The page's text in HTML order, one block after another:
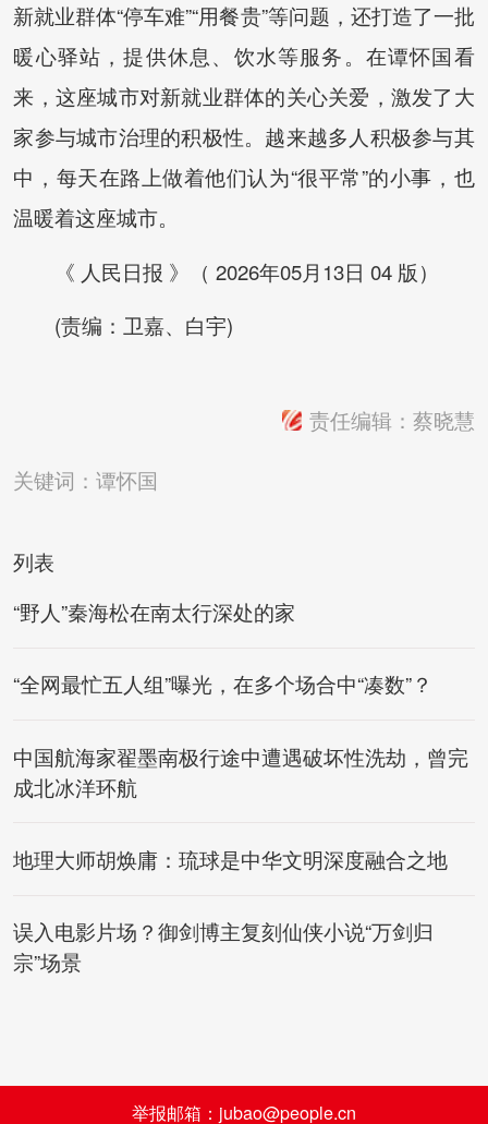
新就业群体“停车难”“用餐贵”等问题，还打造了一批
暖心驿站，提供休息、饮水等服务。在谭怀国看
来，这座城市对新就业群体的关心关爱，激发了大
家参与城市治理的积极性。越来越多人积极参与其
中，每天在路上做着他们认为“很平常”的小事，也
温暖着这座城市。
《 人民日报 》（ 2026年05月13日 04 版）
(责编：卫嘉、白宇)
责任编辑：蔡晓慧
关键词：谭怀国
列表
“野人”秦海松在南太行深处的家
“全网最忙五人组”曝光，在多个场合中“凑数”？
中国航海家翟墨南极行途中遭遇破坏性洗劫，曾完
成北冰洋环航
地理大师胡焕庸：琉球是中华文明深度融合之地
误入电影片场？御剑博主复刻仙侠小说“万剑归
宗”场景
举报邮箱：jubao@people.cn